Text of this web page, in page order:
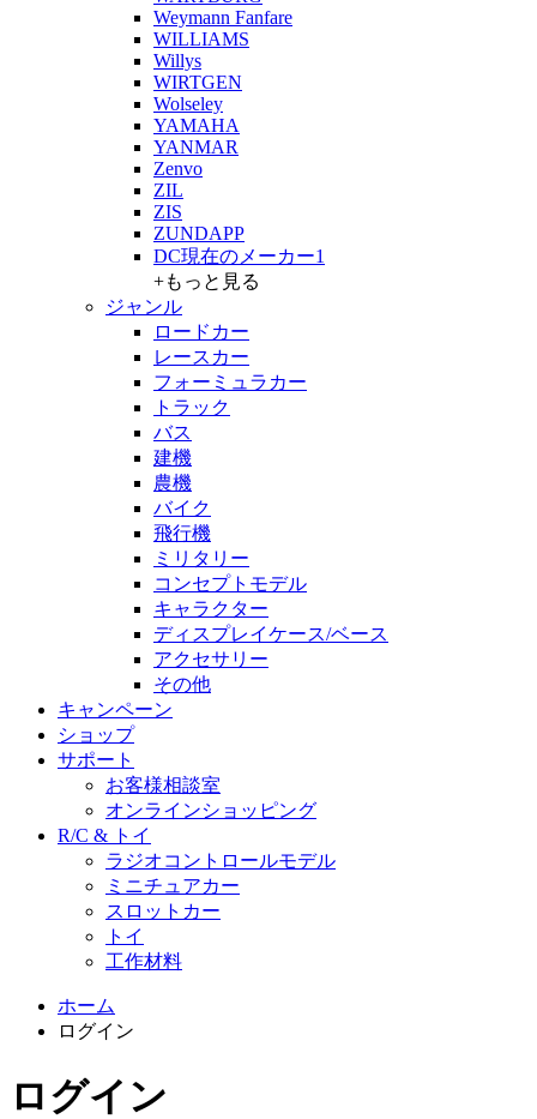
Weymann Fanfare
WILLIAMS
Willys
WIRTGEN
Wolseley
YAMAHA
YANMAR
Zenvo
ZIL
ZIS
ZUNDAPP
DC現在のメーカー1
+もっと見る
ジャンル
ロードカー
レースカー
フォーミュラカー
トラック
バス
建機
農機
バイク
飛行機
ミリタリー
コンセプトモデル
キャラクター
ディスプレイケース/ベース
アクセサリー
その他
キャンペーン
ショップ
サポート
お客様相談室
オンラインショッピング
R/C & トイ
ラジオコントロールモデル
ミニチュアカー
スロットカー
トイ
工作材料
ホーム
ログイン
ログイン